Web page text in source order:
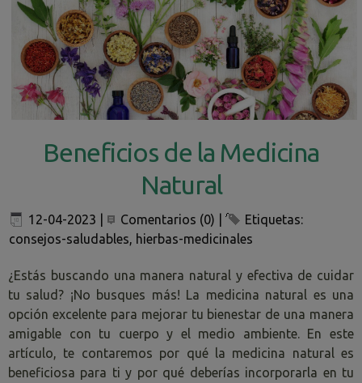
Beneficios de la Medicina
Natural
12-04-2023 Comentarios (0)
Etiquetas:
consejos-saludables, hierbas-medicinales
¿Estás buscando una manera natural y efectiva de cuidar
tu salud? ¡No busques más! La medicina natural es una
opción excelente para mejorar tu bienestar de una manera
amigable con tu cuerpo y el medio ambiente. En este
artículo, te contaremos por qué la medicina natural es
beneficiosa para ti y por qué deberías incorporarla en tu